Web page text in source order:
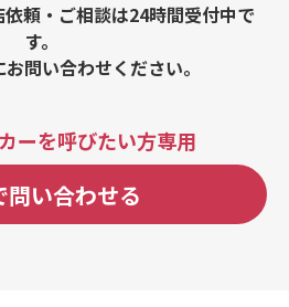
頼・ご相談は24時間受付中で
す。
問い合わせください。
ーを呼びたい方専用
問い合わせる